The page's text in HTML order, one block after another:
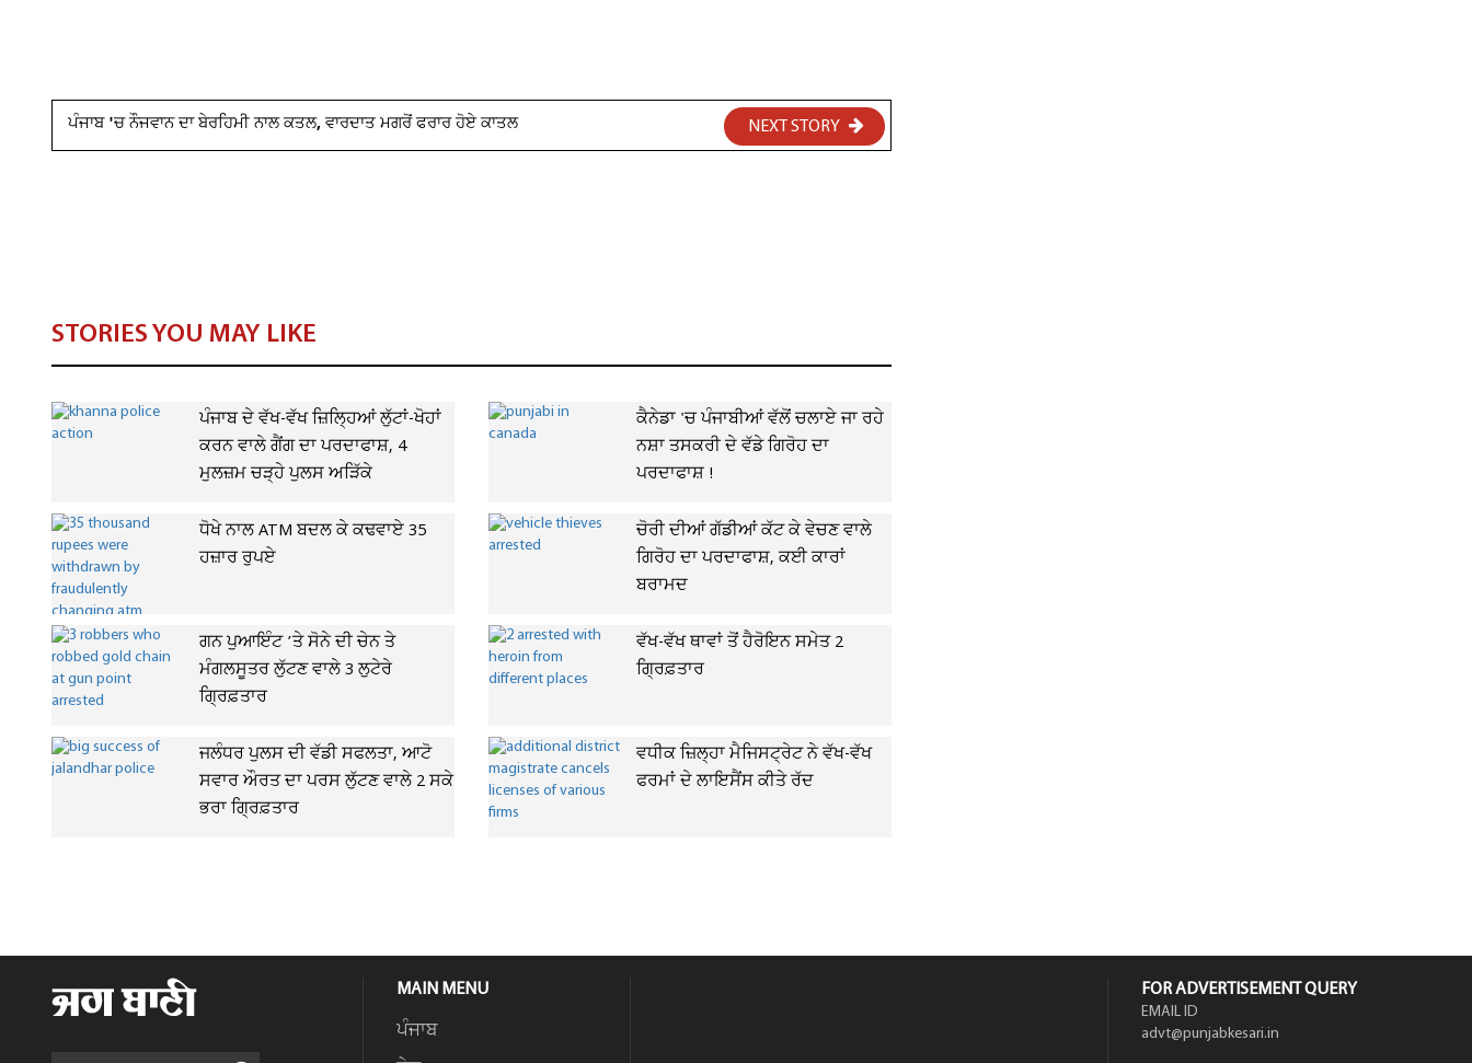
ਪੰਜਾਬ 'ਚ ਨੌਜਵਾਨ ਦਾ ਬੇਰਹਿਮੀ ਨਾਲ ਕਤਲ, ਵਾਰਦਾਤ ਮਗਰੋਂ ਫਰਾਰ ਹੋਏ ਕਾਤਲ NEXT STORY
STORIES YOU MAY LIKE
ਪੰਜਾਬ ਦੇ ਵੱਖ-ਵੱਖ ਜ਼ਿਲ੍ਹਿਆਂ ਲੁੱਟਾਂ-ਖੋਹਾਂ
ਕਰਨ ਵਾਲੇ ਗੈਂਗ ਦਾ ਪਰਦਾਫਾਸ਼, 4
ਮੁਲਜ਼ਮ ਚੜ੍ਹੇ ਪੁਲਸ ਅੜਿੱਕੇ
ਕੈਨੇਡਾ 'ਚ ਪੰਜਾਬੀਆਂ ਵੱਲੋਂ ਚਲਾਏ ਜਾ ਰਹੇ
ਨਸ਼ਾ ਤਸਕਰੀ ਦੇ ਵੱਡੇ ਗਿਰੋਹ ਦਾ
ਪਰਦਾਫਾਸ਼ !
ਧੋਖੇ ਨਾਲ ATM ਬਦਲ ਕੇ ਕਢਵਾਏ 35
ਹਜ਼ਾਰ ਰੁਪਏ
ਚੋਰੀ ਦੀਆਂ ਗੱਡੀਆਂ ਕੱਟ ਕੇ ਵੇਚਣ ਵਾਲੇ
ਗਿਰੋਹ ਦਾ ਪਰਦਾਫਾਸ਼, ਕਈ ਕਾਰਾਂ
ਬਰਾਮਦ
ਗਨ ਪੁਆਇੰਟ ’ਤੇ ਸੋਨੇ ਦੀ ਚੇਨ ਤੇ
ਮੰਗਲਸੂਤਰ ਲੁੱਟਣ ਵਾਲੇ 3 ਲੁਟੇਰੇ
ਗ੍ਰਿਫ਼ਤਾਰ
ਵੱਖ-ਵੱਖ ਥਾਵਾਂ ਤੋਂ ਹੈਰੋਇਨ ਸਮੇਤ 2
ਗ੍ਰਿਫ਼ਤਾਰ
ਜਲੰਧਰ ਪੁਲਸ ਦੀ ਵੱਡੀ ਸਫਲਤਾ, ਆਟੋ
ਸਵਾਰ ਔਰਤ ਦਾ ਪਰਸ ਲੁੱਟਣ ਵਾਲੇ 2 ਸਕੇ
ਭਰਾ ਗ੍ਰਿਫ਼ਤਾਰ
ਵਧੀਕ ਜ਼ਿਲ੍ਹਾ ਮੈਜਿਸਟ੍ਰੇਟ ਨੇ ਵੱਖ-ਵੱਖ
ਫਰਮਾਂ ਦੇ ਲਾਇਸੈਂਸ ਕੀਤੇ ਰੱਦ
MAIN MENU
ਪੰਜਾਬ
FOR ADVERTISEMENT QUERY
EMAIL ID
advt@punjabkesari.in